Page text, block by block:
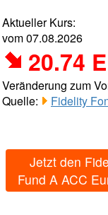
Aktueller Kurs:
vom 07.08.2026
20.74
Veränderung zum
Quelle:
Fidelity
Jetzt den
Fund A ACC